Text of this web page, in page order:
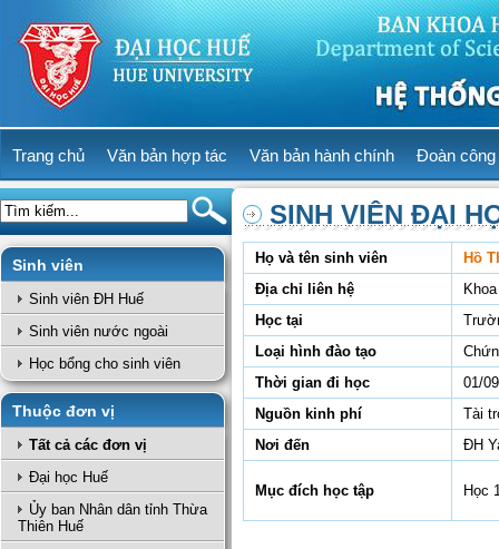
Trang chủ Văn bản hợp tác Văn bản hành chính Đoàn công
Sinh viên
Sinh viên ĐH Huế
Sinh viên nước ngoài
Học bổng cho sinh viên
Thuộc đơn vị
Tất cả các đơn vị
Đại học Huế
Ủy ban Nhân dân tỉnh Thừa
Thiên Huế
SINH VIÊN ĐẠI
Họ và tên sinh viên
Hồ
Địa chỉ liên hệ
Học tại
Loại hình đào tạo
Thời gian đi học
01/
Nguồn kinh phí
Tài
Nơi đến
ĐH
Mục đích học tập Học